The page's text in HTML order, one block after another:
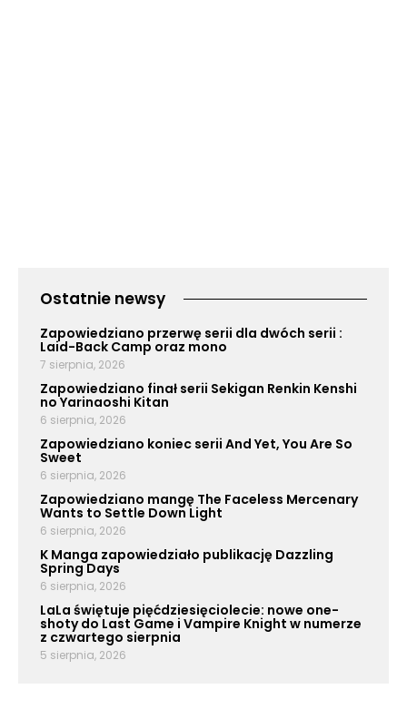
Ostatnie newsy
Zapowiedziano przerwę serii dla dwóch serii :
Laid-Back Camp oraz mono
7 sierpnia, 2026
Zapowiedziano finał serii Sekigan Renkin Kenshi
no Yarinaoshi Kitan
6 sierpnia, 2026
Zapowiedziano koniec serii And Yet, You Are So
Sweet
6 sierpnia, 2026
Zapowiedziano mangę The Faceless Mercenary
Wants to Settle Down Light
6 sierpnia, 2026
K Manga zapowiedziało publikację Dazzling
Spring Days
6 sierpnia, 2026
LaLa świętuje pięćdziesięciolecie: nowe one-
shoty do Last Game i Vampire Knight w numerze
z czwartego sierpnia
5 sierpnia, 2026